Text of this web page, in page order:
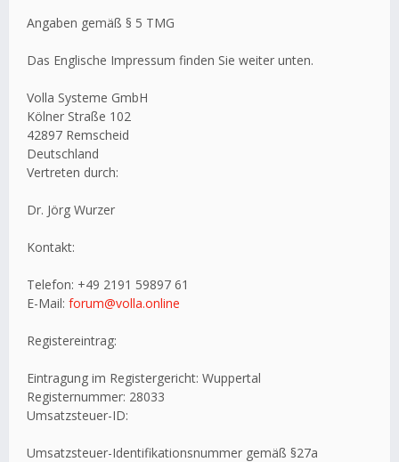
Angaben gemäß § 5 TMG
Das Englische Impressum finden Sie weiter unten.
Volla Systeme GmbH
Kölner Straße 102
42897 Remscheid
Deutschland
Vertreten durch:
Dr. Jörg Wurzer
Kontakt:
Telefon: +49 2191 59897 61
E-Mail: forum@volla.online
Registereintrag:
Eintragung im Registergericht: Wuppertal
Registernummer: 28033
Umsatzsteuer-ID:
Umsatzsteuer-Identifikationsnummer gemäß §27a